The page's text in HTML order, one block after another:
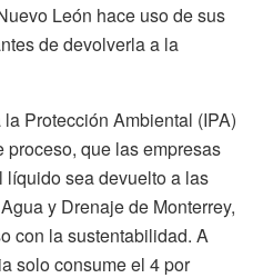
León hace uso de sus
de devolverla a la
Protección Ambiental (IPA)
proceso, que las empresas
líquido sea devuelto a las
y Drenaje de Monterrey,
con la sustentabilidad. A
solo consume el 4 por